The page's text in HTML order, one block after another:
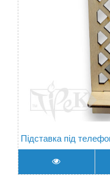
Підставка під